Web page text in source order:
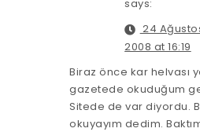
says:
24
2008 at 16:19
Biraz önce kar helvası
gazetede okuduğum
Sitede de var diyordu.
okuyayım dedim.